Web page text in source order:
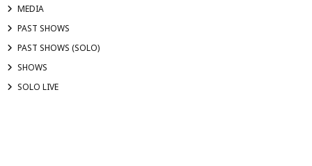
MEDIA
PAST SHOWS
PAST SHOWS (SOLO)
SHOWS
SOLO LIVE